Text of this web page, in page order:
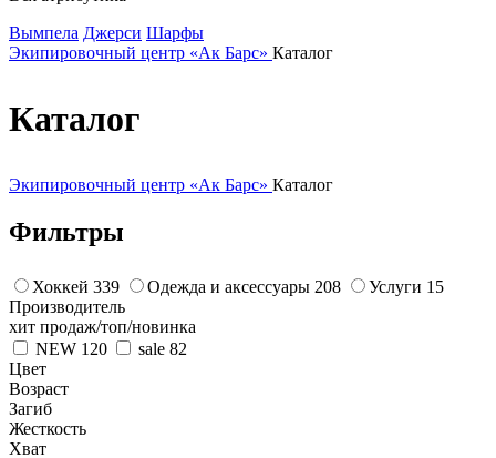
Вымпела Джерси Шарфы
Экипировочный центр «Ак Барс» Каталог
Каталог
Экипировочный центр «Ак Барс» Каталог
Фильтры
Хоккей 339 Одежда и аксессуары 208 Услуги 15
Производитель
хит продаж/топ/новинка
NEW 120 sale 82
Цвет
Возраст
Загиб
Жесткость
Хват